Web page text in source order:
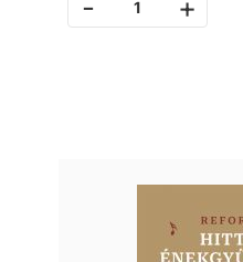
- +